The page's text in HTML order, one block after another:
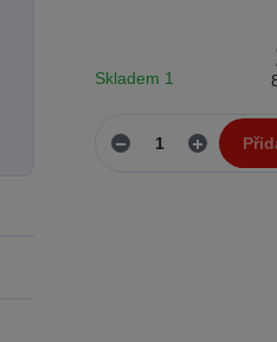
Skladem 1